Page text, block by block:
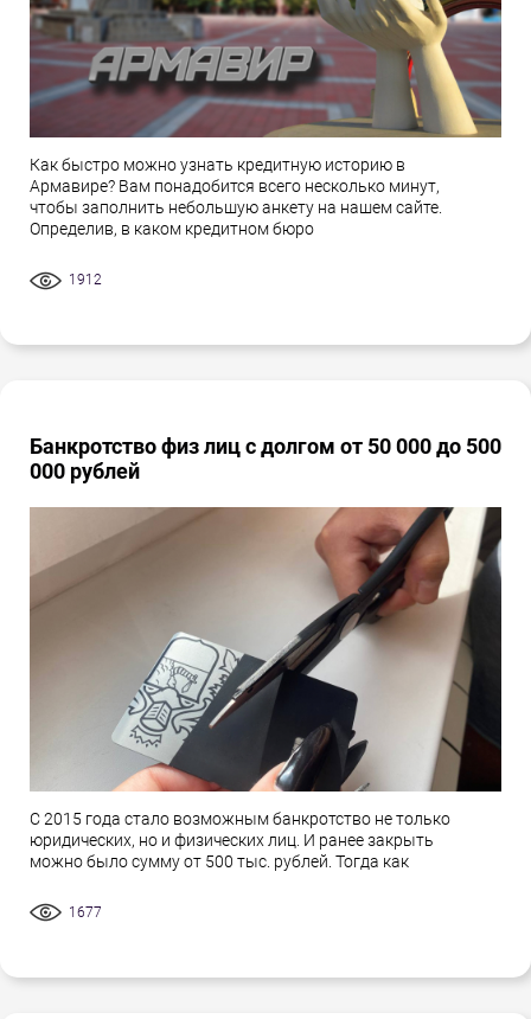
Как быстро можно узнать кредитную историю в
Армавире? Вам понадобится всего несколько минут,
чтобы заполнить небольшую анкету на нашем сайте.
Определив, в каком кредитном бюро
1912
Банкротство физ лиц с долгом от 50 000 до 500
000 рублей
С 2015 года стало возможным банкротство не только
юридических, но и физических лиц. И ранее закрыть
можно было сумму от 500 тыс. рублей. Тогда как
1677